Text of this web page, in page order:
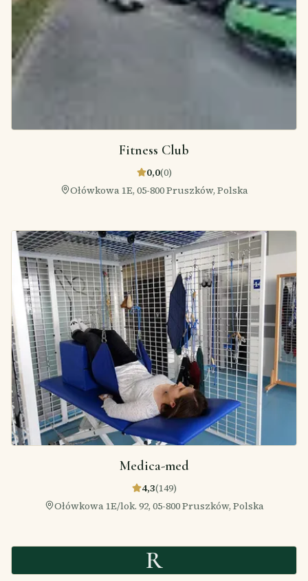
Fitness Club
0,0(0)
Ołówkowa 1E, 05-800 Pruszków, Polska
Medica-med
4,3(149)
Ołówkowa 1E/lok. 92, 05-800 Pruszków, Polska
R